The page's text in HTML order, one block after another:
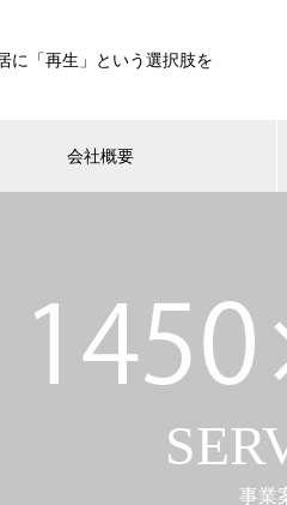
に「再生」という選択肢を
会社概要
事業